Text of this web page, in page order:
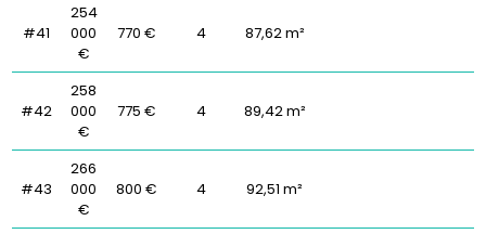
#41
254
000
€
770 € 4 87,62 m²
#42
258
000
€
775 € 4 89,42 m²
#43
266
000
€
800 € 4 92,51 m²